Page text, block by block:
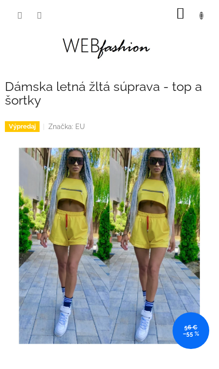
Dámska letná žltá súprava - top a
šortky
Výpredaj Značka: EU
56 €
–55 %